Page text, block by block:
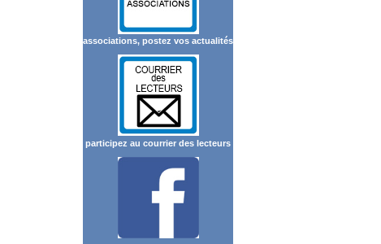
associations, postez vos actualités
participez au courrier des lecteurs